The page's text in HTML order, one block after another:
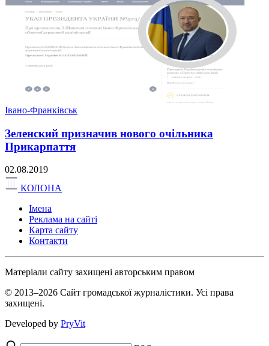
Івано-Франківськ
Зеленский призначив нового очільника
Прикарпаття
02.08.2019
КОЛОНА
Імена
Реклама на сайті
Карта сайту
Контакти
Матеріали сайту захищені авторським правом
© 2013–2026 Сайт громадської журналістики. Усі права
захищені.
Developed by PryVit